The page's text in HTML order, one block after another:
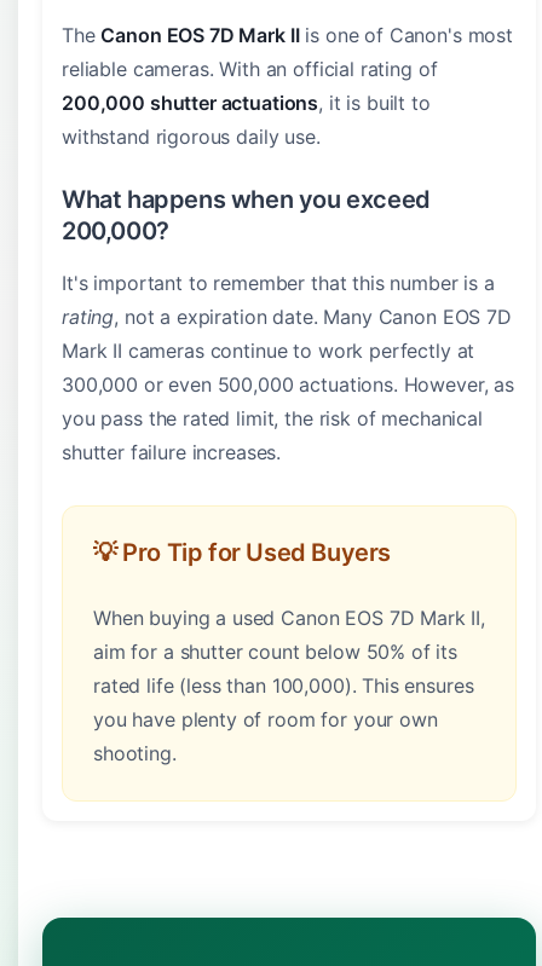
TheCanon EOS 7D Mark IIis one of Canon's most
reliable cameras. With an official rating of
200,000 shutter actuations, it is built to
withstand rigorous daily use.
What happens when you exceed
200,000?
It's important to remember that this number is a
rating, not a expiration date. Many Canon EOS 7D
Mark II cameras continue to work perfectly at
300,000 or even 500,000 actuations. However, as
you pass the rated limit, the risk of mechanical
shutter failure increases.
💡 Pro Tip for Used Buyers
When buying a used Canon EOS 7D Mark II,
aim for a shutter count below 50% of its
rated life (less than 100,000). This ensures
you have plenty of room for your own
shooting.